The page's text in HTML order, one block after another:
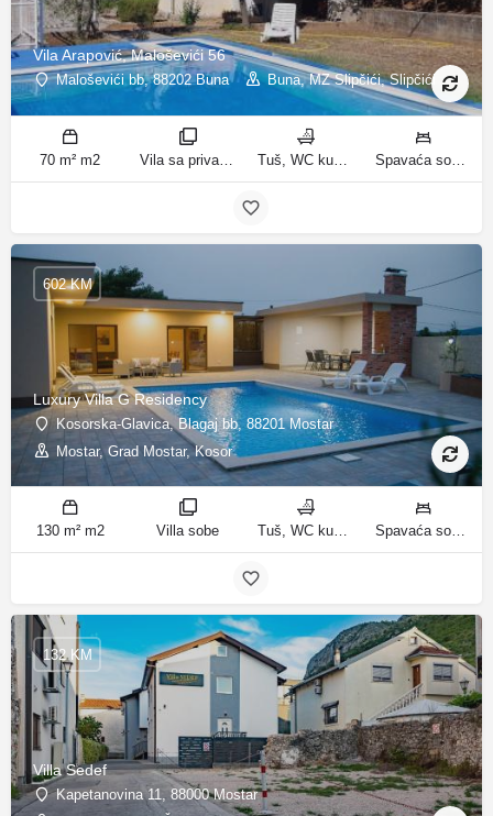
Vila Arapović, Maloševići 56
Maloševići bb, 88202 Buna Buna, MZ Slipčići, Slipčići
70 m² m2 Vila sa privatnim bazenom sobe Tuš, WC kupatila Spavaća soba 1: 3 odvojena kreveta | Spavaća soba 2: 3 kreveta za jednu osobu | Dnevni boravak: 1 kauč na razvlačenje ležaja
Luxury Villa G Residency
Kosorska-Glavica, Blagaj bb, 88201 Mostar
Mostar, Grad Mostar, Kosor
602 KM
130 m² m2 Villa sobe Tuš, WC kupatila Spavaća soba 1: 1 bračni krevet | Spavaća soba 2: 2 kreveta za jednu osobu | Spavaća soba 3: 1 bračni krevet | Spavaća soba 4: 2 kreveta za jednu osobu | Dnevni boravak: 1 kauč na razvlačenje ležaja
Villa Sedef
Kapetanovina 11, 88000 Mostar
132 KM